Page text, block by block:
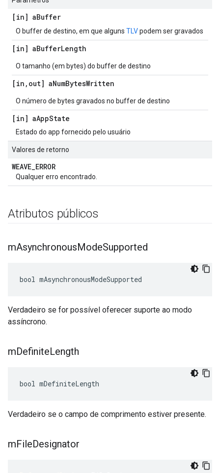
[in] aBuffer
O buffer de destino, em que alguns TLVpodem ser gravados
[in] aBufferLength
O tamanho (em bytes) do buffer de destino
[in , out] aNumBytesWritten
O número de bytes gravados no buffer de destino
[in] aAppState
Estado do app fornecido pelo usuário
Valores de retorno
WEAVE_ERROR
Qualquer erro encontrado.
Atributos públicos
mAsynchronousModeSupported
bool mAsynchronousModeSupported
Verdadeiro se for possível oferecer suporte ao modo
assíncrono.
mDefiniteLength
bool mDefiniteLength
Verdadeiro se o campo de comprimento estiver presente.
mFileDesignator